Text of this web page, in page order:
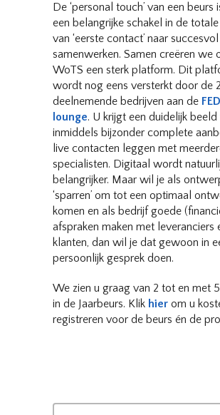
De ‘personal touch’ van een beurs
een belangrijke schakel in de
van ‘eerste contact’ naar succesvol
samenwerken. Samen creëren we
WoTS een sterk platform. Dit
wordt nog eens versterkt door de
deelnemende bedrijven aan de
lounge. U krijgt een duidelijk
inmiddels bijzonder complete
live contacten leggen met
specialisten. Digitaal wordt
belangrijker. Maar wil je als
‘sparren’ om tot een optimaal
komen en als bedrijf goede
afspraken maken met leveranciers
klanten, dan wil je dat gewoon in
persoonlijk gesprek doen.
We zien u graag van 2 tot en met
in de Jaarbeurs. Klik hier om u
registreren voor de beurs én de